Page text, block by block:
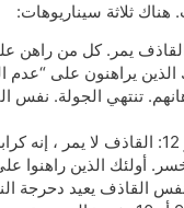
هناك ثلاثة سيناريوهات:
القاذف يمر. كل من
الذين يراهنون على
تنتهي الجولة. نفس
يخرج 2 أو 3 أو 12: القاذف لا يمر
القاذف يعيد دحرجة